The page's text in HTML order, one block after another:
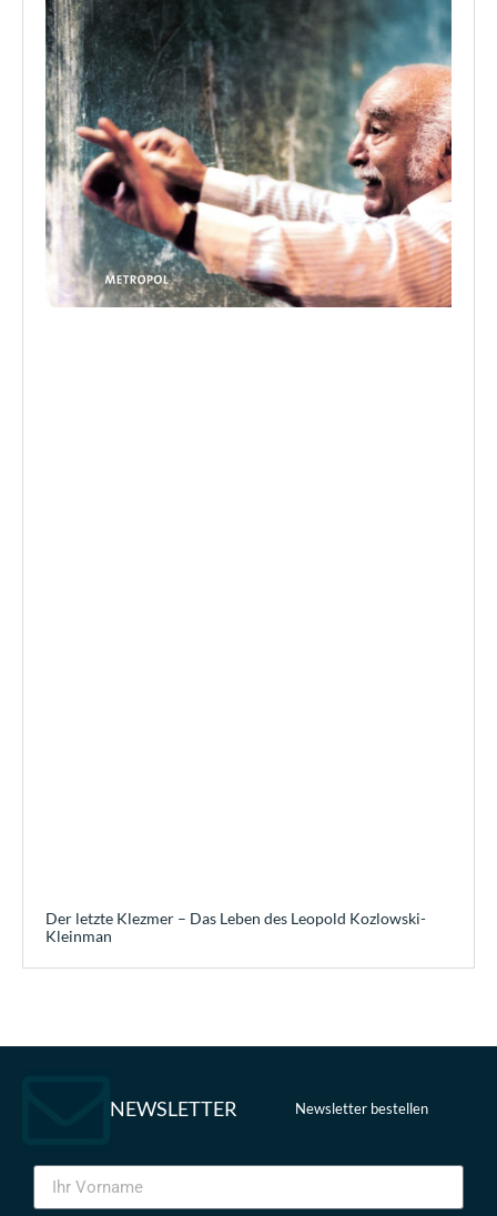
Der letzte Klezmer – Das Leben des Leopold Kozlowski-
Kleinman
NEWSLETTER Newsletter bestellen